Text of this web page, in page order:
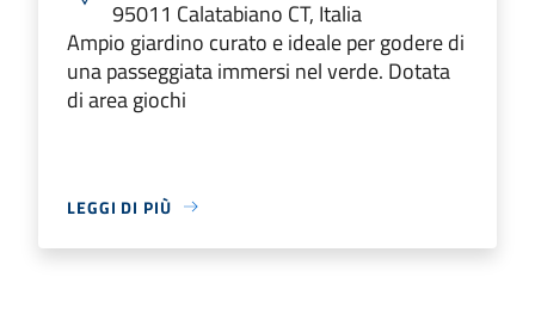
95011 Calatabiano CT, Italia
Ampio giardino curato e ideale per godere di
una passeggiata immersi nel verde. Dotata
di area giochi
LEGGI DI PIÙ